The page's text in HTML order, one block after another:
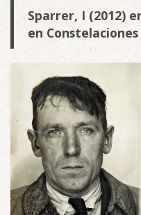
Sparrer, I (2012)
en